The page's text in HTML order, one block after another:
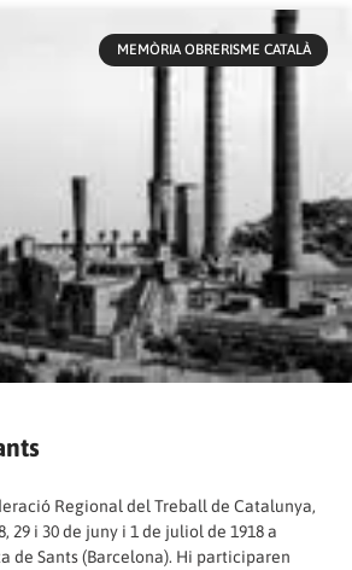
MEMÒRIA OBRERISME CATALÀ
Regional del Treball de Catalunya,
29 i 30 de juny i 1 de juliol de 1918 a
de Sants (Barcelona). Hi participaren